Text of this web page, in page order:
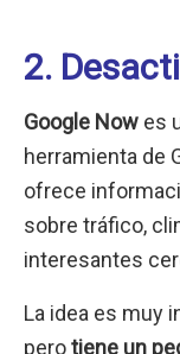
2.
Google Now es
herramienta de
ofrece
sobre tráfico,
interesantes
La idea es muy
perotiene un